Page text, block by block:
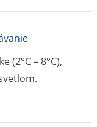
(2°C – 8°C),